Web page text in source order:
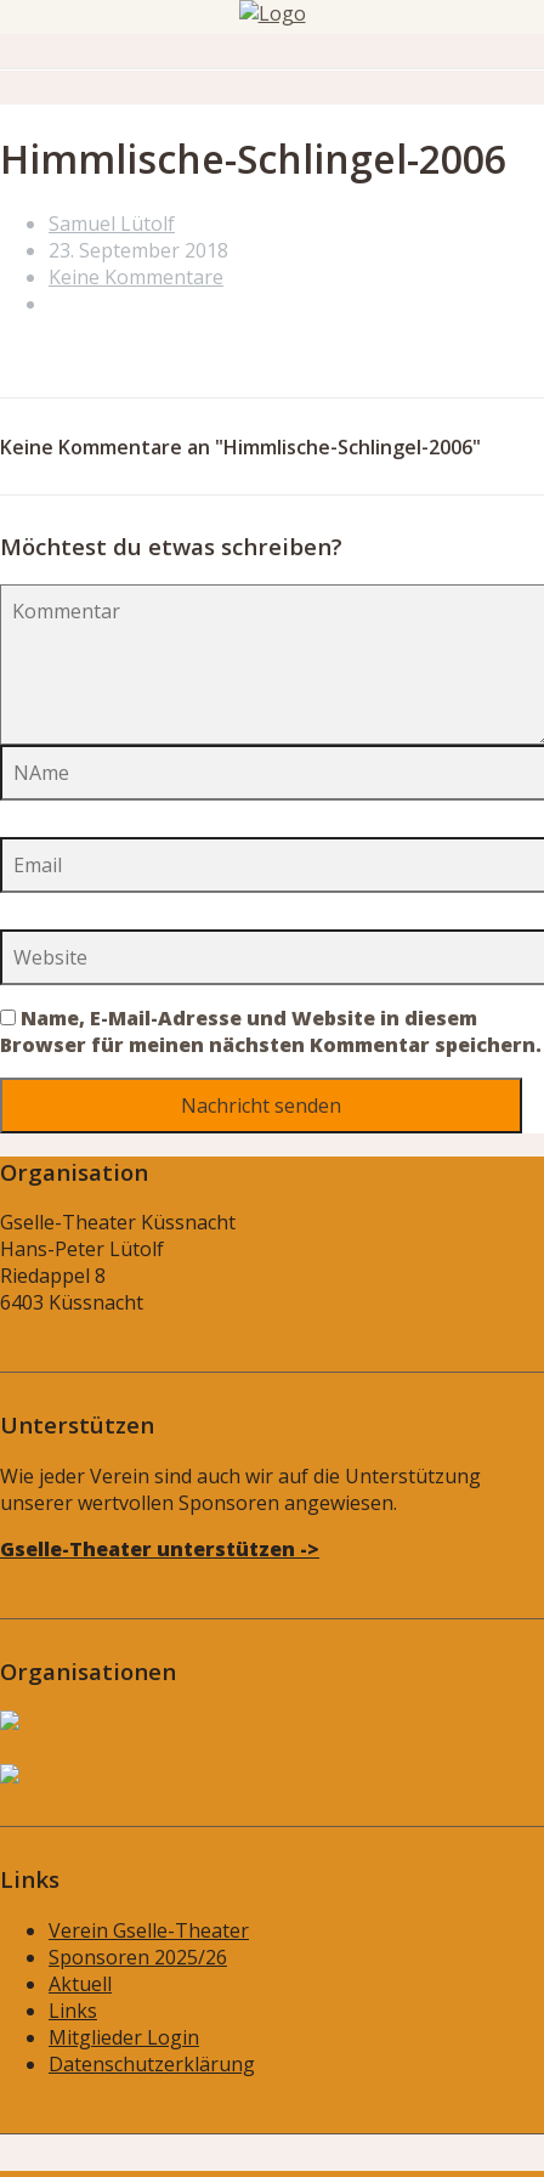
Himmlische-Schlingel-2006
Samuel Lütolf
23. September 2018
Keine Kommentare
Keine Kommentare an "Himmlische-Schlingel-2006"
Möchtest du etwas schreiben?
Name, E-Mail-Adresse und Website in diesem
Browser für meinen nächsten Kommentar speichern.
Organisation
Gselle-Theater Küssnacht
Hans-Peter Lütolf
Riedappel 8
6403 Küssnacht
Unterstützen
Wie jeder Verein sind auch wir auf die Unterstützung
unserer wertvollen Sponsoren angewiesen.
Gselle-Theater unterstützen ->
Organisationen
Links
Verein Gselle-Theater
Sponsoren 2025/26
Aktuell
Links
Mitglieder Login
Datenschutzerklärung